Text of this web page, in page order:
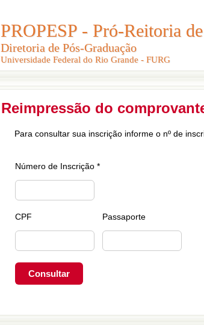
PROPESP - Pró-Reitoria
Diretoria de Pós-Graduação
Universidade Federal do Rio Grande - FURG
PROPESP - Pró-Reitoria
Diretoria de Pós-Graduação
Universidade Federal do Rio Grande - FURG
Reimpressão do
Para consultar sua inscrição informe o nº de
Número de Inscrição *
CPF Passaporte